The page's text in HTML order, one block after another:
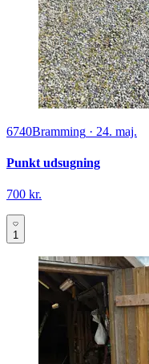
6740Bramming · 24. maj.
Punkt udsugning
700 kr.
1